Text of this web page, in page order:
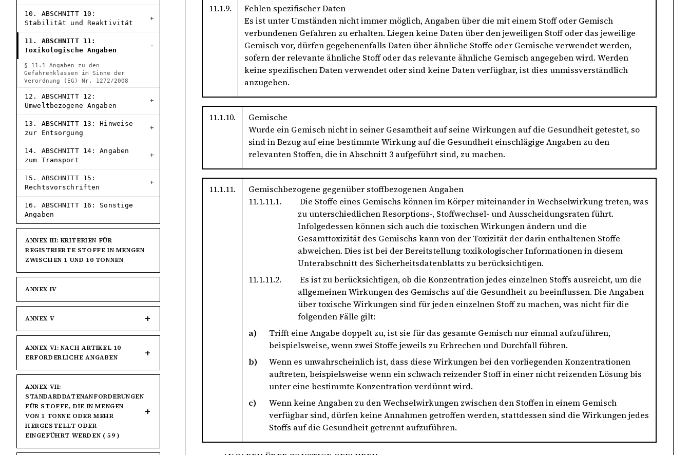
10. ABSCHNITT 10:
Stabilität und Reaktivität
11. ABSCHNITT 11:
Toxikologische Angaben
§ 11.1 Angaben zu den
Gefahrenklassen im Sinne der
Verordnung (EG) Nr. 1272/2008
12. ABSCHNITT 12:
Umweltbezogene Angaben
13. ABSCHNITT 13: Hinweise
zur Entsorgung
14. ABSCHNITT 14: Angaben
zum Transport
15. ABSCHNITT 15:
Rechtsvorschriften
16. ABSCHNITT 16: Sonstige
Angaben
ANNEX III: KRITERIEN FÜR
REGISTRIERTE STOFFE IN MENGEN
ZWISCHEN 1 UND 10 TONNEN
ANNEX IV
ANNEX V
ANNEX VI: NACH ARTIKEL 10
ERFORDERLICHE ANGABEN
ANNEX VII:
STANDARDDATENANFORDERUNGEN
FÜR STOFFE, DIE IN MENGEN
VON 1 TONNE ODER MEHR
HERGESTELLT ODER
EINGEFÜHRT WERDEN ( 59 )
11.1.9.
Fehlen spezifischer Daten
Es ist unter Umständen nicht immer möglich, Angaben über die mit einem Stoff oder Gemisch
verbundenen Gefahren zu erhalten. Liegen keine Daten über den jeweiligen Stoff oder das jeweilige
Gemisch vor, dürfen gegebenenfalls Daten über ähnliche Stoffe oder Gemische verwendet werden,
sofern der relevante ähnliche Stoff oder das relevante ähnliche Gemisch angegeben wird. Werden
keine spezifischen Daten verwendet oder sind keine Daten verfügbar, ist dies unmissverständlich
anzugeben.
11.1.10.
Gemische
Wurde ein Gemisch nicht in seiner Gesamtheit auf seine Wirkungen auf die Gesundheit getestet, so
sind in Bezug auf eine bestimmte Wirkung auf die Gesundheit einschlägige Angaben zu den
relevanten Stoffen, die in Abschnitt 3 aufgeführt sind, zu machen.
11.1.11.
Gemischbezogene gegenüber stoffbezogenen Angaben
11.1.11.1.
Die Stoffe eines Gemischs können im Körper miteinander in Wechselwirkung treten, was
zu unterschiedlichen Resorptions-, Stoffwechsel- und Ausscheidungsraten führt.
Infolgedessen können sich auch die toxischen Wirkungen ändern und die
Gesamttoxizität des Gemischs kann von der Toxizität der darin enthaltenen Stoffe
abweichen. Dies ist bei der Bereitstellung toxikologischer Informationen in diesem
Unterabschnitt des Sicherheitsdatenblatts zu berücksichtigen.
11.1.11.2.
Es ist zu berücksichtigen, ob die Konzentration jedes einzelnen Stoffs ausreicht, um die
allgemeinen Wirkungen des Gemischs auf die Gesundheit zu beeinflussen. Die Angaben
über toxische Wirkungen sind für jeden einzelnen Stoff zu machen, was nicht für die
folgenden Fälle gilt:
a)
Trifft eine Angabe doppelt zu, ist sie für das gesamte Gemisch nur einmal aufzuführen,
beispielsweise, wenn zwei Stoffe jeweils zu Erbrechen und Durchfall führen.
b)
Wenn es unwahrscheinlich ist, dass diese Wirkungen bei den vorliegenden Konzentrationen
auftreten, beispielsweise wenn ein schwach reizender Stoff in einer nicht reizenden Lösung bis
unter eine bestimmte Konzentration verdünnt wird.
c)
Wenn keine Angaben zu den Wechselwirkungen zwischen den Stoffen in einem Gemisch
verfügbar sind, dürfen keine Annahmen getroffen werden, stattdessen sind die Wirkungen jedes
Stoffs auf die Gesundheit getrennt aufzuführen.